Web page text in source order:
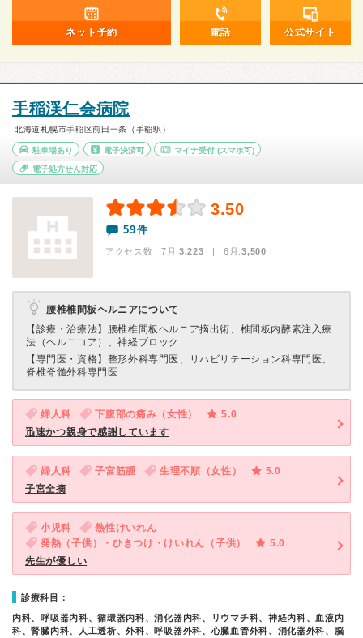
ネット予約 電話 公式サイト
手稲渓仁会病院
北海道札幌市手稲区前田一条（手稲駅）
駐車場あり 電子決済可 マイナ受付 (スマホ可)
電子処方せん対応
3.50
59件
アクセス数 7月:3,223 | 6月:3,500
腰椎椎間板ヘルニアについて
【診療・治療法】
腰椎椎間板ヘルニア摘出術、椎間板内酵素注入療
法（ヘルニコア）、神経ブロック
【専門医・資格】 整形外科専門医、リハビリテーション科専門医、
脊椎脊髄外科専門医
婦人科 下腹部の痛み（女性）
5.0
迅速かつ親身で感謝しています
婦人科 子宮筋腫 生理不順（女性）
5.0
子宮全摘
小児科
熱性けいれん
発熱（子供）・ひきつけ・けいれん（子供）
5.0
先生が優しい
診療科目：
内科、呼吸器内科、循環器内科、消化器内科、リウマチ科、神経内科、血液内
科、腎臓内科、人工透析、外科、呼吸器外科、心臓血管外科、消化器外科、脳